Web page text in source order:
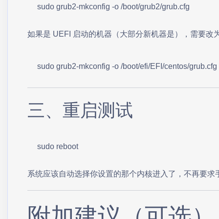
sudo grub2-mkconfig -o /boot/grub2/grub.cfg
如果是 UEFI 启动的机器（大部分新机器是），需要改
sudo grub2-mkconfig -o /boot/efi/EFI/centos/grub.cfg
三、重启测试
sudo reboot
系统应该自动选择你设置的那个内核进入了，不再要求